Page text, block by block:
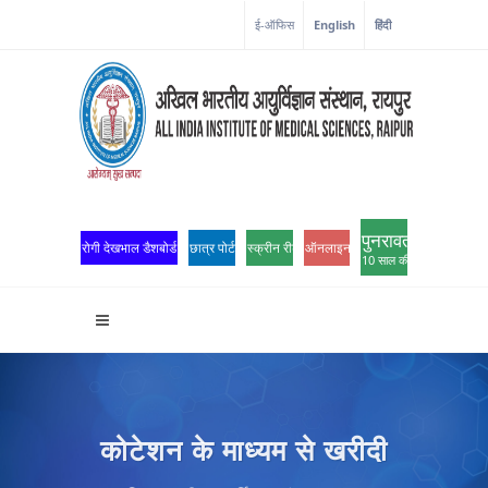
ई-ऑफिस English हिंदी
रोगी देखभाल डैशबोर्ड छात्र पोर्टल स्क्रीन रीडर एक्सेसऑनलाइन ओपीडी पंजीकरण
पुनरावर्तन
10 साल की उत्कृष्टता
कोटेशन के माध्यम से खरीदी